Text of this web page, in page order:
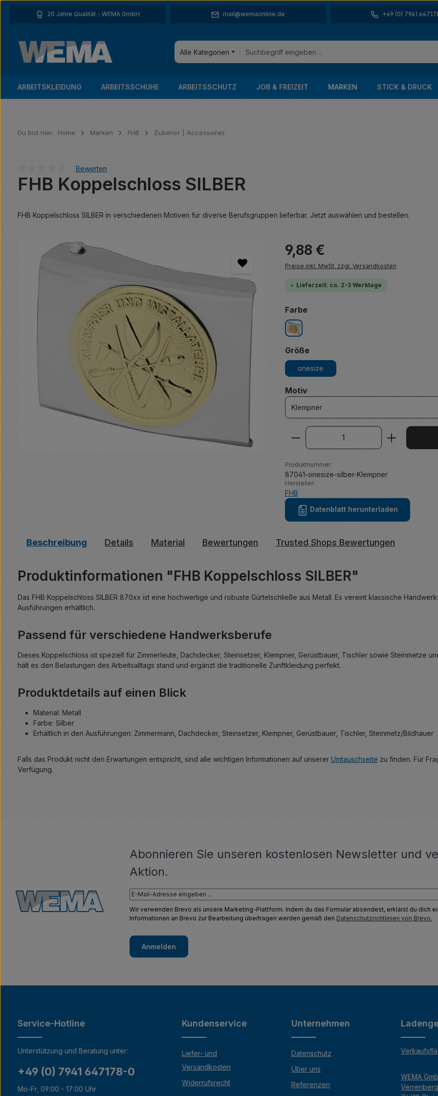
Hauptinhalt springen
Zur Suche springen
Zur Hauptnavigation springen
20 Jahre Qualität - WEMA GmbH mail@wemaonline.de +49 (0) 7941
Alle Kategorien
ARBEITSKLEIDUNG ARBEITSSCHUHE ARBEITSSCHUTZ JOB & FREIZEIT MARKEN STICK & DRUCK
Du bist hier: Home Marken FHB Zubehör | Accessoires
Durchschnittliche Bewertung von 0 von 5 Sternen
Bewerten
FHB Koppelschloss SILBER
FHB Koppelschloss SILBER in verschiedenen Motiven für diverse Berufsgruppen lieferbar. Jetzt auswählen und bestellen.
Bildergalerie überspringen Regulärer Preis:
9,88 €
Preise inkl. MwSt. zzgl. Versandkosten
Lieferzeit: ca. 2-3 Werktage
Farbeauswählen
silber
Größeauswählen
onesize
Motivauswählen
Produkt Anzahl: Gib den
Produktnummer:
87041-onesize-silber-Klempner
Hersteller:
FHB
Datenblatt herunterladen
Beschreibung Details Material Bewertungen Trusted Shops Bewertungen
Produktinformationen "FHB Koppelschloss SILBER"
Das FHB Koppelschloss SILBER 870xx ist eine hochwertige und robuste Gürtelschließe aus Metall. Es vereint klassische
Ausführungen erhältlich.
Passend für verschiedene Handwerksberufe
Dieses Koppelschloss ist speziell für Zimmerleute, Dachdecker, Steinsetzer, Klempner, Gerüstbauer, Tischler sowie Steinmetze
hält es den Belastungen des Arbeitsalltags stand und ergänzt die traditionelle Zunftkleidung perfekt.
Produktdetails auf einen Blick
Material: Metall
Farbe: Silber
Erhältlich in den Ausführungen: Zimmermann, Dachdecker, Steinsetzer, Klempner, Gerüstbauer, Tischler, Steinmetz/Bildhauer
Falls das Produkt nicht den Erwartungen entspricht, sind alle wichtigen Informationen auf unserer Umtauschseite zu finden. Für
Verfügung.
Abonnieren Sie unseren kostenlosen Newsletter und
Aktion.
Wir verwenden Brevo als unsere Marketing-Plattform. Indem du das Formular absendest, erklärst du dich
Informationen an Brevo zur Bearbeitung übertragen werden gemäß den Datenschutzrichtlinien von Brevo.
Anmelden
Service-Hotline
Unterstützung und Beratung unter:
+49 (0) 7941 647178-0
Mo-Fr, 09:00 - 17:00 Uhr
Kundenservice
Liefer- und
Versandkosten
Widerrufsrecht
Unternehmen
Datenschutz
Über uns
Referenzen
WEMA